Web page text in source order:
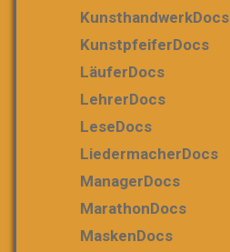
KunsthandwerkDocs
KunstpfeiferDocs
LäuferDocs
LehrerDocs
LeseDocs
LiedermacherDocs
ManagerDocs
MarathonDocs
MaskenDocs